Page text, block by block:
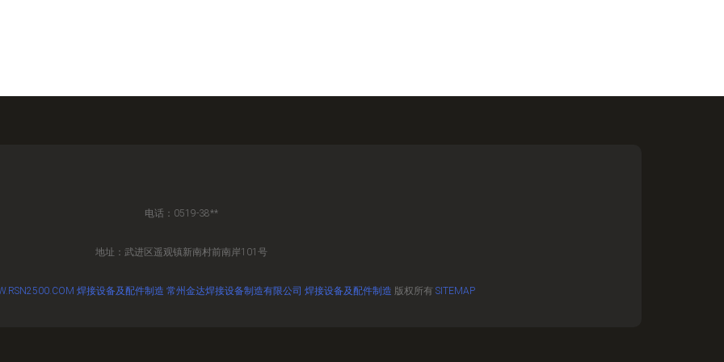
电话：0519-38**
地址：武进区遥观镇新南村前南岸101号
焊接设备及配件制造 常州金达焊接设备制造有限公司 焊接设备及配件制造 版权所有 SITEMAP